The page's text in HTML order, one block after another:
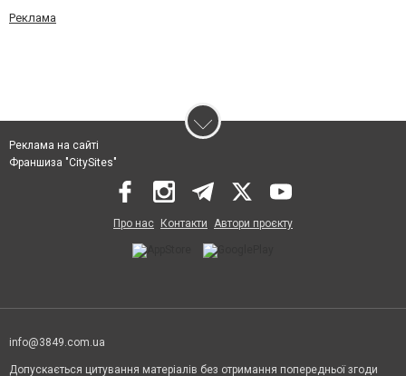
Реклама
Реклама на сайті
Франшиза "CitySites"
Про нас Контакти Автори проєкту
info@3849.com.ua
Допускається цитування матеріалів без отримання попередньої згоди